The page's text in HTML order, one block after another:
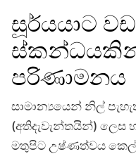
සූර්යයාට
ස්කන්ධයකින්
පරිණාමනය
සාමාන්‍යයෙන් නිල්
(අතිදැවැන්තයින්) ලෙස
මතුපිට උෂ්ණත්වය